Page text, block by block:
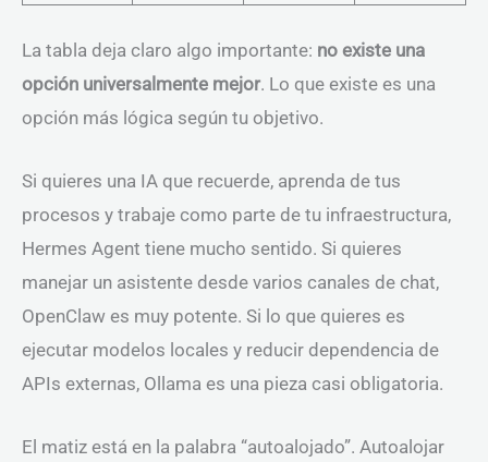
La tabla deja claro algo importante: no existe una
opción universalmente mejor. Lo que existe es una
opción más lógica según tu objetivo.
Si quieres una IA que recuerde, aprenda de tus
procesos y trabaje como parte de tu infraestructura,
Hermes Agent tiene mucho sentido. Si quieres
manejar un asistente desde varios canales de chat,
OpenClaw es muy potente. Si lo que quieres es
ejecutar modelos locales y reducir dependencia de
APIs externas, Ollama es una pieza casi obligatoria.
El matiz está en la palabra “autoalojado”. Autoalojar